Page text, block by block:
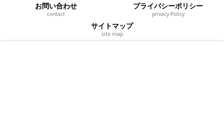
お問い合わせ
contact
プライバシーポリシー
privacy‐Policy
サイトマップ
site map